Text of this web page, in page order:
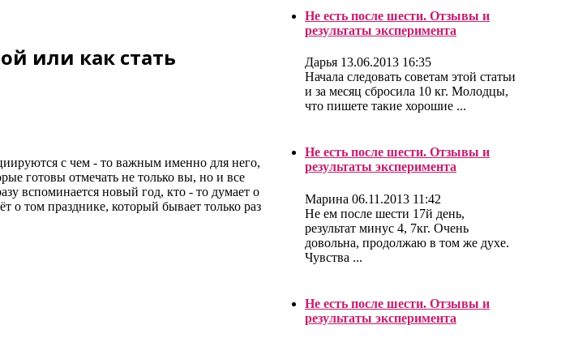
или как стать
с чем - то важным именно для него,
готовы отмечать не только вы, но и все
вспоминается новый год, кто - то думает о
о том празднике, который бывает только раз
Не есть после шести. Отзывы и
результаты эксперимента
Дарья 13.06.2013 16:35
Начала следовать советам этой статьи
и за месяц сбросила 10 кг. Молодцы,
что пишете такие хорошие ...
Не есть после шести. Отзывы и
результаты эксперимента
Марина 06.11.2013 11:42
Не ем после шести 17й день,
результат минус 4, 7кг. Очень
довольна, продолжаю в том же духе.
Чувства ...
Не есть после шести. Отзывы и
результаты эксперимента